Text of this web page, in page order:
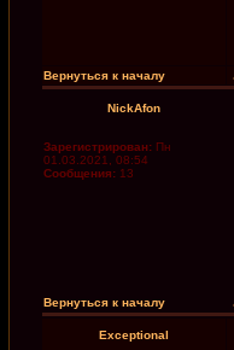
Вернуться к началу
NickAfon
Зарегистрирован: Пн
01.03.2021, 08:54
Сообщения: 13
Вернуться к началу
Exceptional